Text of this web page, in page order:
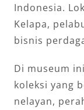
Indonesia.
Kelapa,
bisnis
Di museum
koleksi yang
nelayan,